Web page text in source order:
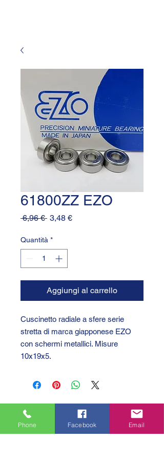
61800ZZ EZO
6,96 € Prezzo
3,48 €Prezzo
Quantità *
Aggiungi al carrello
Cuscinetto radiale a sfere serie
stretta di marca giapponese EZO
con schermi metallici. Misure
10x19x5.
Phone Facebook Email